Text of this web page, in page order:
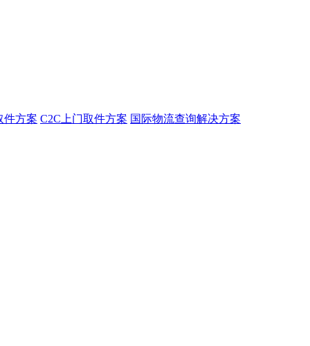
件方案 C2C上门取件方案 国际物流查询解决方案